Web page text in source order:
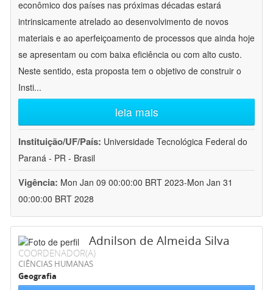
econômico dos países nas próximas décadas estará
intrinsicamente atrelado ao desenvolvimento de novos
materiais e ao aperfeiçoamento de processos que ainda hoje
se apresentam ou com baixa eficiência ou com alto custo.
Neste sentido, esta proposta tem o objetivo de construir o
Insti...
leia mais
Instituição/UF/País: Universidade Tecnológica Federal do
Paraná - PR - Brasil
Vigência: Mon Jan 09 00:00:00 BRT 2023-Mon Jan 31
00:00:00 BRT 2028
Adnilson de Almeida Silva
COORDENADOR(A)
CIÊNCIAS HUMANAS
Geografia